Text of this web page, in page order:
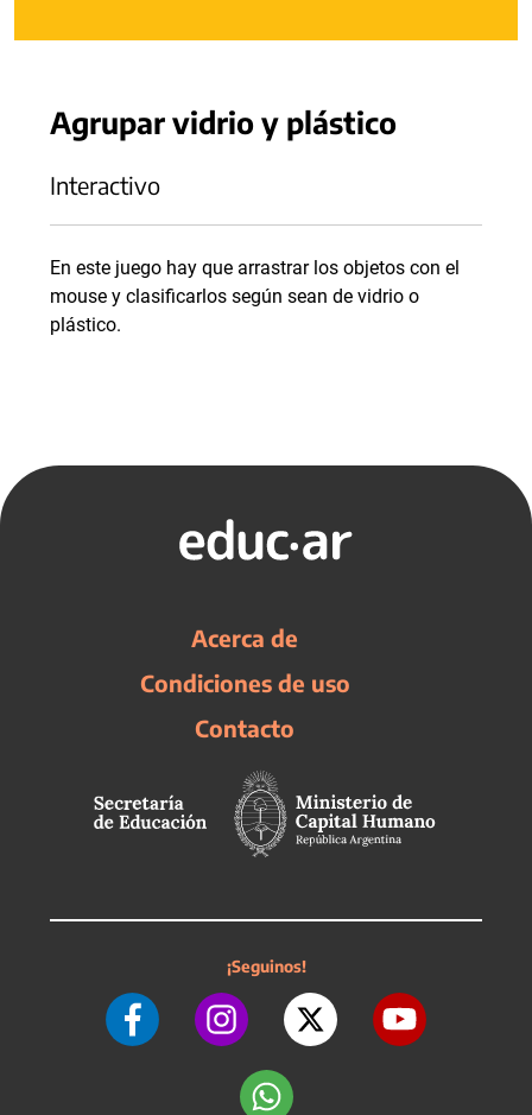
Agrupar vidrio y plástico
Interactivo
En este juego hay que arrastrar los objetos con el
mouse y clasificarlos según sean de vidrio o
plástico.
Acerca de
Condiciones de uso
Contacto
¡Seguinos!